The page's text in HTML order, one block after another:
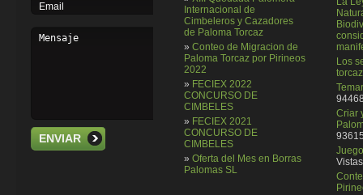
ENVIAR
Internacional de
Cimbeleros y Cazadores
de Paloma Torcaz
» Conteo de Migracion de
Paloma Torcaz por Pirineos
2022
» FECIEX 2022
CONCURSO DE
CIMBELES
» FECIEX 2021
CONCURSO DE
CIMBELES
» Oferta del Mes en Borras
Palomas SL
Los
torcaz
Criar
Vistas